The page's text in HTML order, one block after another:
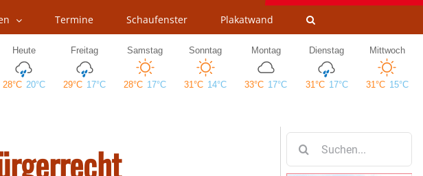
Termine Schaufenster Plakatwand
nach: